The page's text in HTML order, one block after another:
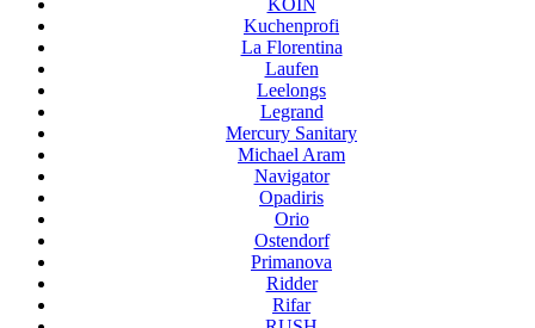
KOIN
Kuchenprofi
La Florentina
Laufen
Leelongs
Legrand
Mercury Sanitary
Michael Aram
Navigator
Opadiris
Orio
Ostendorf
Primanova
Ridder
Rifar